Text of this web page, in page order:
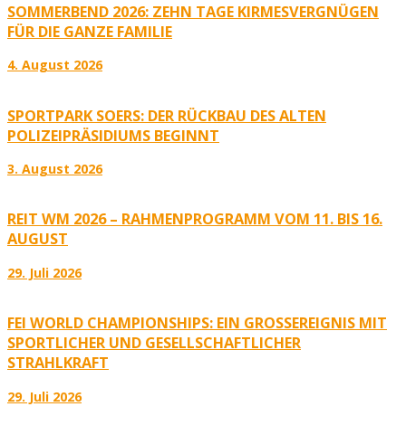
SOMMERBEND 2026: ZEHN TAGE KIRMESVERGNÜGEN
FÜR DIE GANZE FAMILIE
4. August 2026
SPORTPARK SOERS: DER RÜCKBAU DES ALTEN
POLIZEIPRÄSIDIUMS BEGINNT
3. August 2026
REIT WM 2026 – RAHMENPROGRAMM VOM 11. BIS 16.
AUGUST
29. Juli 2026
FEI WORLD CHAMPIONSHIPS: EIN GROSSEREIGNIS MIT S
PORTLICHER UND GESELLSCHAFTLICHER S
TRAHLKRAFT
29. Juli 2026